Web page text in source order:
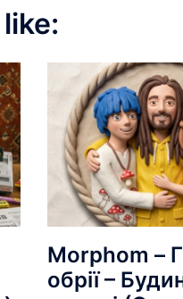
Morphom –
обрії –